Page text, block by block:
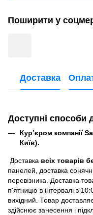
Поширити у
Доставка
Доступні способи
Кур’єром компанії
Київ).
Доставка всіх товарів
панелей, доставка
перевізника. Доставка
п'ятницю в інтервалі з
вихідний. Товар
здійснює занесення і